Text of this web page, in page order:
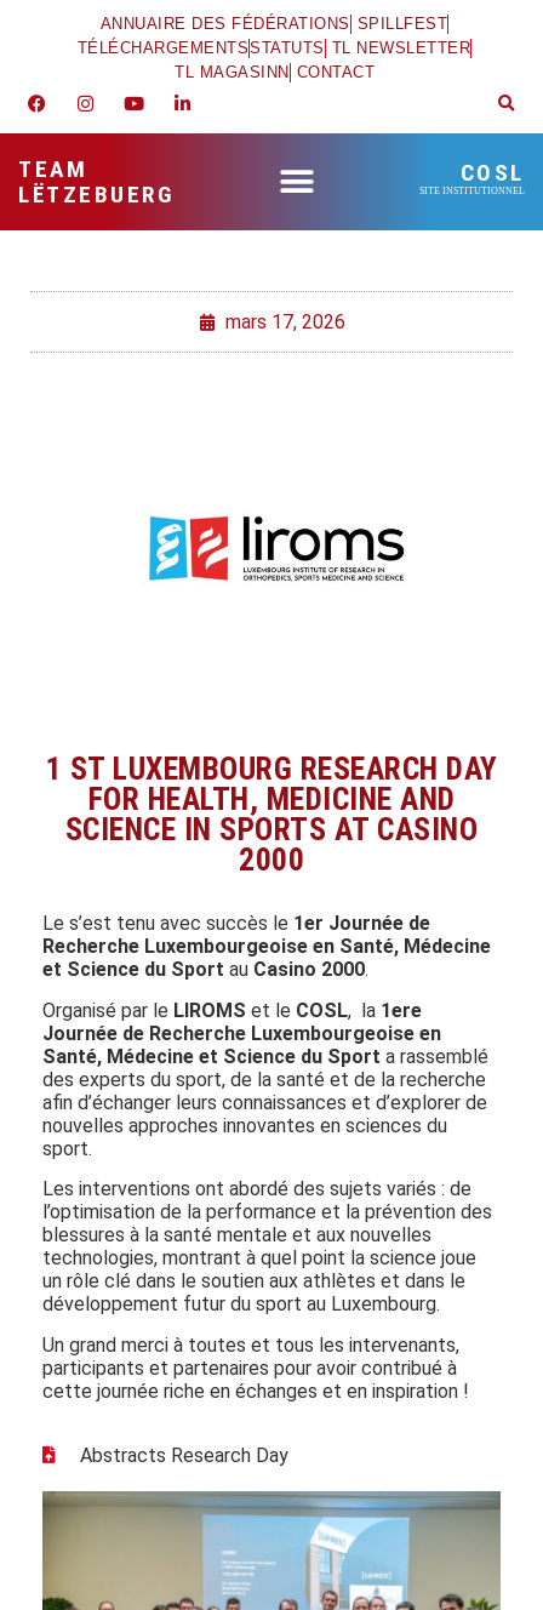
ANNUAIRE DES FÉDÉRATIONS SPILLFEST
TÉLÉCHARGEMENTSSTATUTS TL NEWSLETTER
TL MAGASINN CONTACT
TEAM
LËTZEBUERG
COSL
SITE INSTITUTIONNEL
mars 17, 2026
1 ST LUXEMBOURG RESEARCH DAY
FOR HEALTH, MEDICINE AND
SCIENCE IN SPORTS AT CASINO
2000
Le s’est tenu avec succès le 1er Journée de
Recherche Luxembourgeoise en Santé, Médecine
et Science du Sport au Casino 2000.
Organisé par le LIROMS et le COSL, la 1ere
Journée de Recherche Luxembourgeoise en
Santé, Médecine et Science du Sport a rassemblé
des experts du sport, de la santé et de la recherche
afin d’échanger leurs connaissances et d’explorer de
nouvelles approches innovantes en sciences du
sport.
Les interventions ont abordé des sujets variés : de
l’optimisation de la performance et la prévention des
blessures à la santé mentale et aux nouvelles
technologies, montrant à quel point la science joue
un rôle clé dans le soutien aux athlètes et dans le
développement futur du sport au Luxembourg.
Un grand merci à toutes et tous les intervenants,
participants et partenaires pour avoir contribué à
cette journée riche en échanges et en inspiration !
Abstracts Research Day